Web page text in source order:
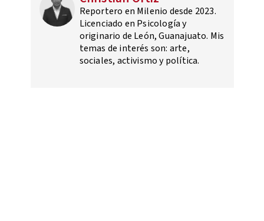
Reportero en Milenio desde 2023.
Licenciado en Psicología y
originario de León, Guanajuato. Mis
temas de interés son: arte,
sociales, activismo y política.